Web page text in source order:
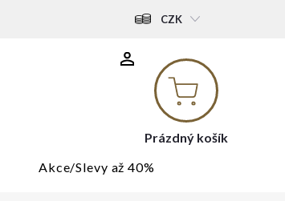
CZK
Nákupní
košík
Prázdný košík
Akce/Slevy až 40%